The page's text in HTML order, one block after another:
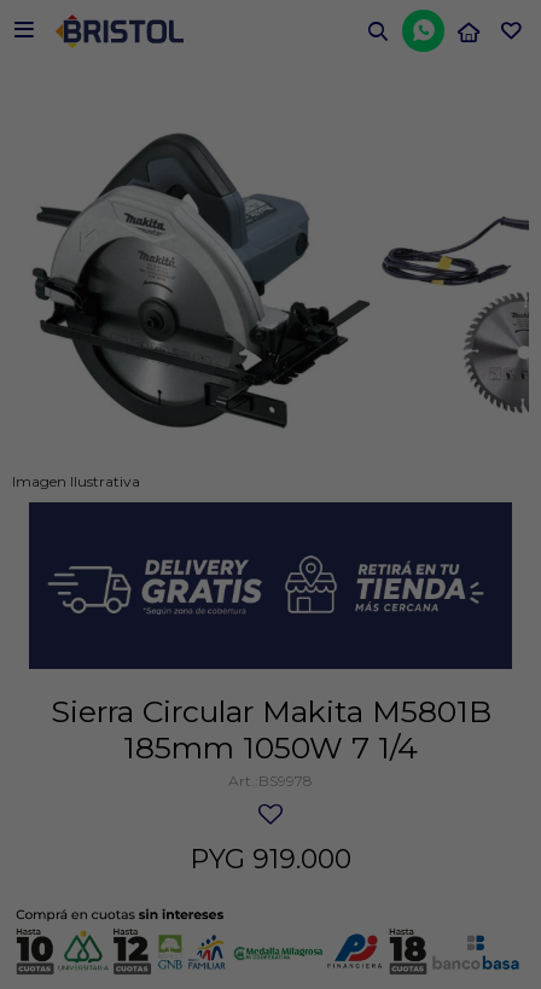


Imagen Ilustrativa
Sierra Circular Makita M5801B
185mm 1050W 7 1/4
BS9978
PYG 919.000